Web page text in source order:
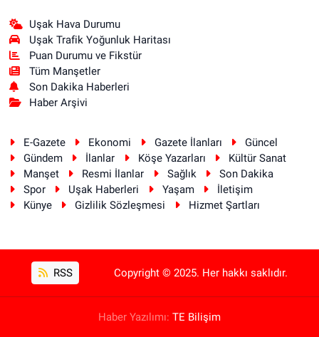
Uşak Hava Durumu
Uşak Trafik Yoğunluk Haritası
Puan Durumu ve Fikstür
Tüm Manşetler
Son Dakika Haberleri
Haber Arşivi
E-Gazete Ekonomi Gazete İlanları
Güncel
Gündem
İlanlar Köşe Yazarları
Kültür Sanat
Manşet
Resmi İlanlar Sağlık
Son Dakika
Spor
Uşak Haberleri Yaşam
İletişim
Künye
Gizlilik Sözleşmesi Hizmet Şartları
RSS Copyright © 2025. Her hakkı saklıdır.
Haber Yazılımı: TE Bilişim